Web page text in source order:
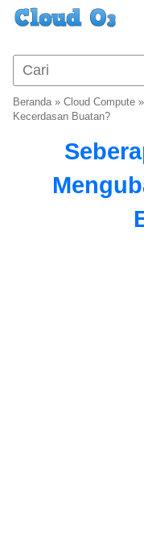
Beranda» Cloud Compute »
Kecerdasan Buatan?